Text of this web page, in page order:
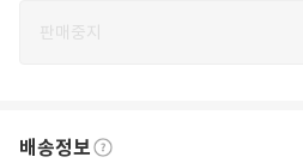
판매중지
배송정보